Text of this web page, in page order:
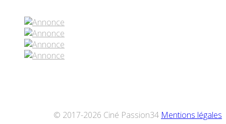
© 2017-2026 Ciné Passion34 Mentions légales